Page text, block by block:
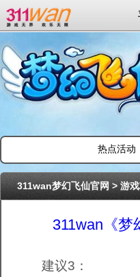
311wan平台
热点活动
311wan梦幻飞仙官网>游
311wan《梦
建议3：